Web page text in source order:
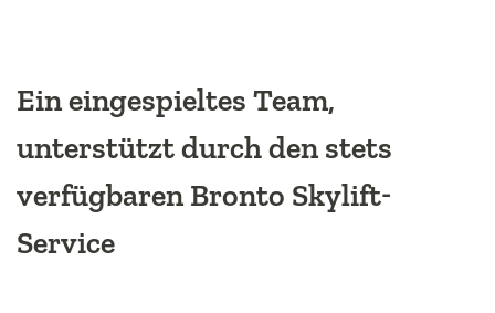
Ein eingespieltes Team,
unterstützt durch den stets
verfügbaren Bronto Skylift-
Service